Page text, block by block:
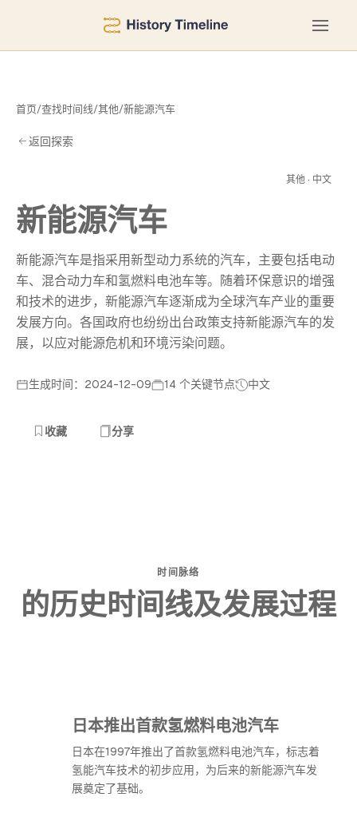
首页/查找时间线/其他/新能源汽车
返回探索
其他 · 中文
新能源汽车
新能源汽车是指采用新型动力系统的汽车，主要包括电动
车、混合动力车和氢燃料电池车等。随着环保意识的增强
和技术的进步，新能源汽车逐渐成为全球汽车产业的重要
发展方向。各国政府也纷纷出台政策支持新能源汽车的发
展，以应对能源危机和环境污染问题。
生成时间：2024-12-09 14 个关键节点 中文
收藏 分享
时间脉络
的历史时间线及发展过程
日本推出首款氢燃料电池汽车
日本在1997年推出了首款氢燃料电池汽车，标志着
氢能汽车技术的初步应用，为后来的新能源汽车发
展奠定了基础。